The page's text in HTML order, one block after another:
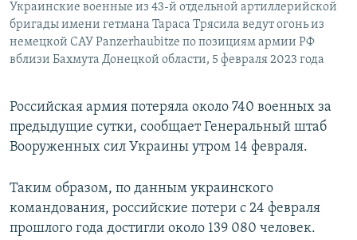
УКРАИНСКАЯ ПРОБЛЕМА КРЫМА
Все сайты RFE/RL
Украинские военные из 43-й отдельной артиллерийской
бригады имени гетмана Тараса Трясила ведут огонь из
немецкой САУ Panzerhaubitze по позициям армии РФ
вблизи Бахмута Донецкой области, 5 февраля 2023 года
Российская армия потеряла около 740 военных за
предыдущие сутки, сообщает Генеральный штаб
Вооруженных сил Украины утром 14 февраля.
Таким образом, по данным украинского
командования, российские потери с 24 февраля
прошлого года достигли около 139 080 человек.